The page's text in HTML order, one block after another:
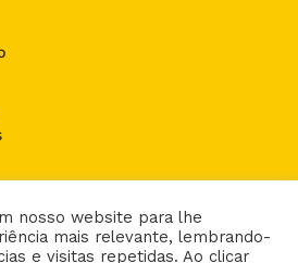
nosso website para lhe
mais relevante, lembrando-
e visitas repetidas. Ao clicar